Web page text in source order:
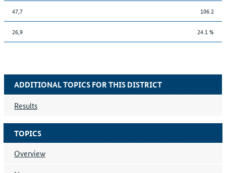
47,7 106.2
26,9 24.1 %
TOPICS
Overview
ADDITIONAL TOPICS FOR THIS DISTRICT
Results